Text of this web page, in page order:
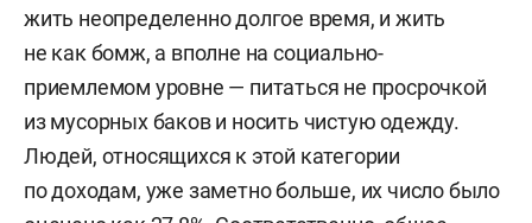
жить неопределенно долгое время, и жить
не как бомж, а вполне на социально-
приемлемом уровне — питаться не просрочкой
из мусорных баков и носить чистую одежду.
Людей, относящихся к этой категории
по доходам, уже заметно больше, их число было